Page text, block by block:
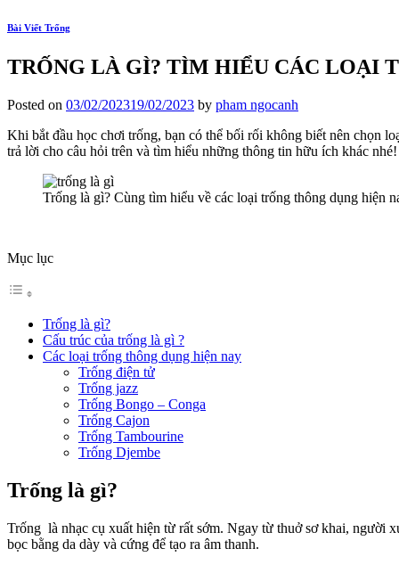
Bài Viết Trống
TRỐNG LÀ GÌ? TÌM HIỂU CÁC LOẠI
Posted on 03/02/202319/02/2023 by pham ngocanh
Khi bắt đầu học chơi trống, bạn có thể bối rối không biết nên chọn
trả lời cho câu hỏi trên và tìm hiểu những thông tin hữu ích khác nhé!
Trống là gì? Cùng tìm hiểu về các loại trống thông dụng hiện
Mục lục
Trống là gì?
Cấu trúc của trống là gì ?
Các loại trống thông dụng hiện nay
Trống điện tử
Trống jazz
Trống Bongo – Conga
Trống Cajon
Trống Tambourine
Trống Djembe
Trống là gì?
Trống là nhạc cụ xuất hiện từ rất sớm. Ngay từ thuở sơ khai, người
bọc bằng da dày và cứng để tạo ra âm thanh.